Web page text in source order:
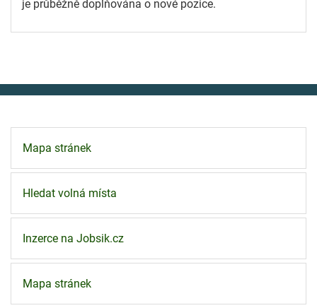
je průběžně doplňována o nové pozice.
Mapa stránek
Hledat volná místa
Inzerce na Jobsik.cz
Mapa stránek